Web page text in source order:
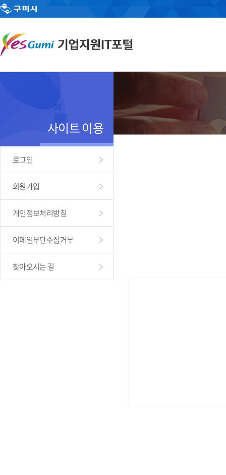
사이트 이용
로그인
회원가입
개인정보처리방침
이메일무단수집거부
찾아오시는 길